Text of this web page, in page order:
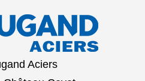
Aciers